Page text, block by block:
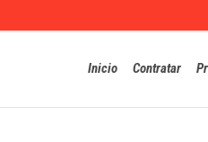
Inicio Contratar